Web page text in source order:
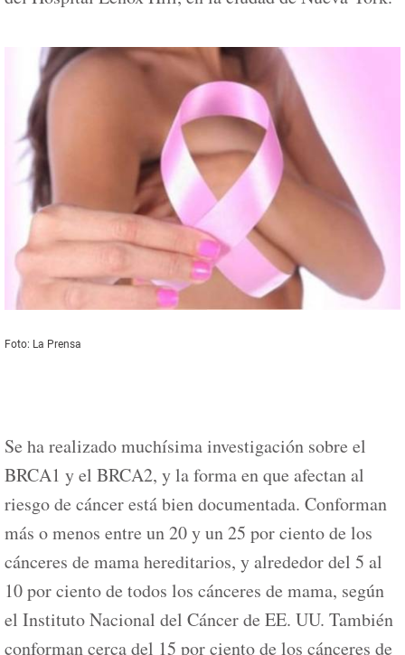
Foto: La Prensa
Se ha realizado muchísima investigación sobre el
BRCA1 y el BRCA2, y la forma en que afectan al
riesgo de cáncer está bien documentada. Conforman
más o menos entre un 20 y un 25 por ciento de los
cánceres de mama hereditarios, y alrededor del 5 al
10 por ciento de todos los cánceres de mama, según
el Instituto Nacional del Cáncer de EE. UU. También
conforman cerca del 15 por ciento de los cánceres de